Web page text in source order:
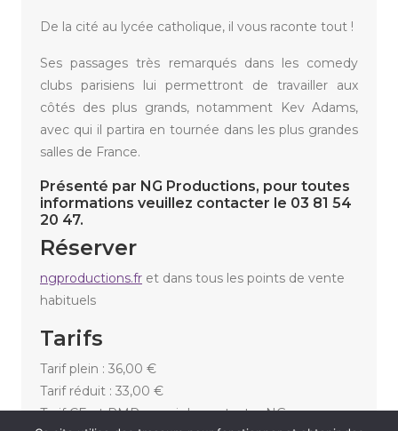
De la cité au lycée catholique, il vous raconte tout !
Ses passages très remarqués dans les comedy
clubs parisiens lui permettront de travailler aux
côtés des plus grands, notamment Kev Adams,
avec qui il partira en tournée dans les plus grandes
salles de France.
Présenté par NG Productions, pour toutes
informations veuillez contacter le 03 81 54
20 47.
Réserver
ngproductions.fr et dans tous les points de vente
habituels
Tarifs
Tarif plein : 36,00 €
Tarif réduit : 33,00 €
Tarif CE et PMR merci de contacter NG